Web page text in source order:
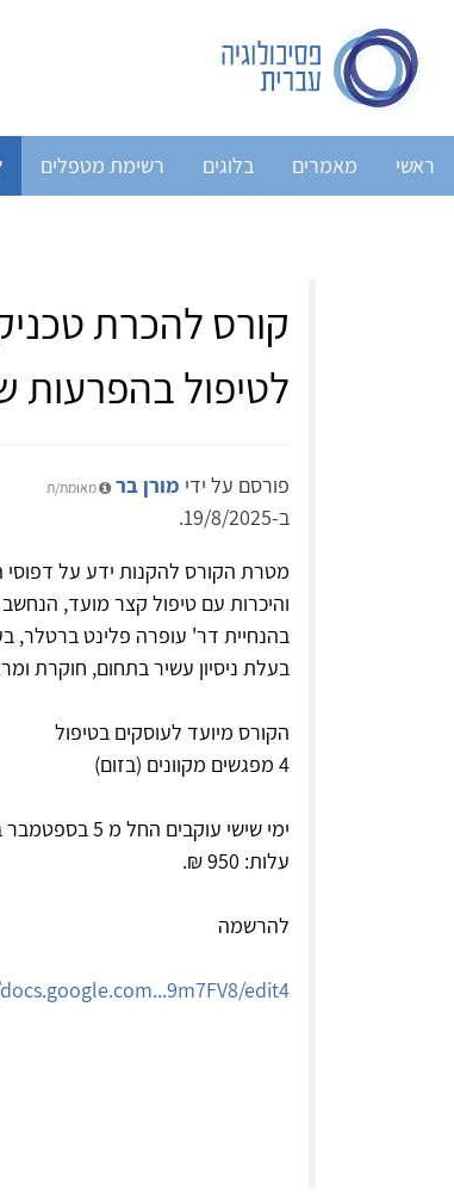
ראשי מאמרים בלוגים רשימת מטפלים
קורס להכרת
לטיפול בהפרעות
פורסם על ידי מורן בר מאומת/ת
ב-19/8/2025.
מטרת הקורס להקנות ידע על דפוסי
והיכרות עם טיפול קצר מועד, הנחשב
בעלת ניסיון עשיר בתחום, חוקרת
הקורס מיועד לעוסקים בטיפול
4 מפגשים מקוונים (בזום)
ימי שישי עוקבים החל מ 5 בספטמבר בשעות 10:00-11:30
עלות: 950 ₪.
להרשמה
edit4